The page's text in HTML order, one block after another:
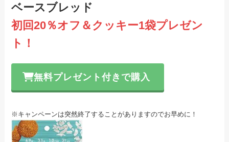
ベースブレッド
初回20％オフ＆クッキー1袋プレゼン
ト！
無料プレゼント付きで購入
※キャンペーンは突然終了することがありますのでお早めに！